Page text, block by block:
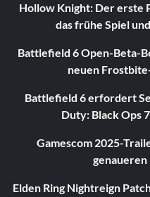
Hollow Knight: Der erste
das frühe Spiel
Battlefield 6 Open-Beta-
neuen
Battlefield 6 erfordert
Duty: Black Ops
Gamescom 2025-
Elden Ring Nightreign